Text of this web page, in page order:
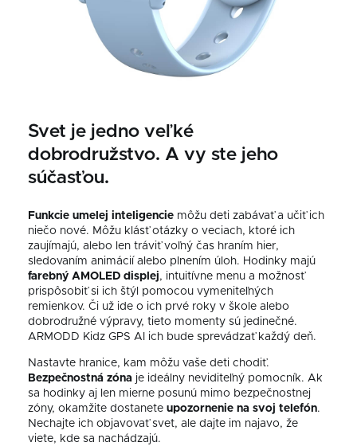
Svet je jedno veľké
dobrodružstvo. A vy ste jeho
súčasťou.
Funkcie umelej inteligencie môžu deti zabávať a učiť ich
niečo nové. Môžu klásť otázky o veciach, ktoré ich
zaujímajú, alebo len tráviť voľný čas hraním hier,
sledovaním animácií alebo plnením úloh. Hodinky majú
farebný AMOLED displej, intuitívne menu a možnosť
prispôsobiť si ich štýl pomocou vymeniteľných
remienkov. Či už ide o ich prvé roky v škole alebo
dobrodružné výpravy, tieto momenty sú jedinečné.
ARMODD Kidz GPS AI ich bude sprevádzať každý deň.
Nastavte hranice, kam môžu vaše deti chodiť.
Bezpečnostná zóna je ideálny neviditeľný pomocník. Ak
sa hodinky aj len mierne posunú mimo bezpečnostnej
zóny, okamžite dostanete upozornenie na svoj telefón.
Nechajte ich objavovať svet, ale dajte im najavo, že
viete, kde sa nachádzajú.